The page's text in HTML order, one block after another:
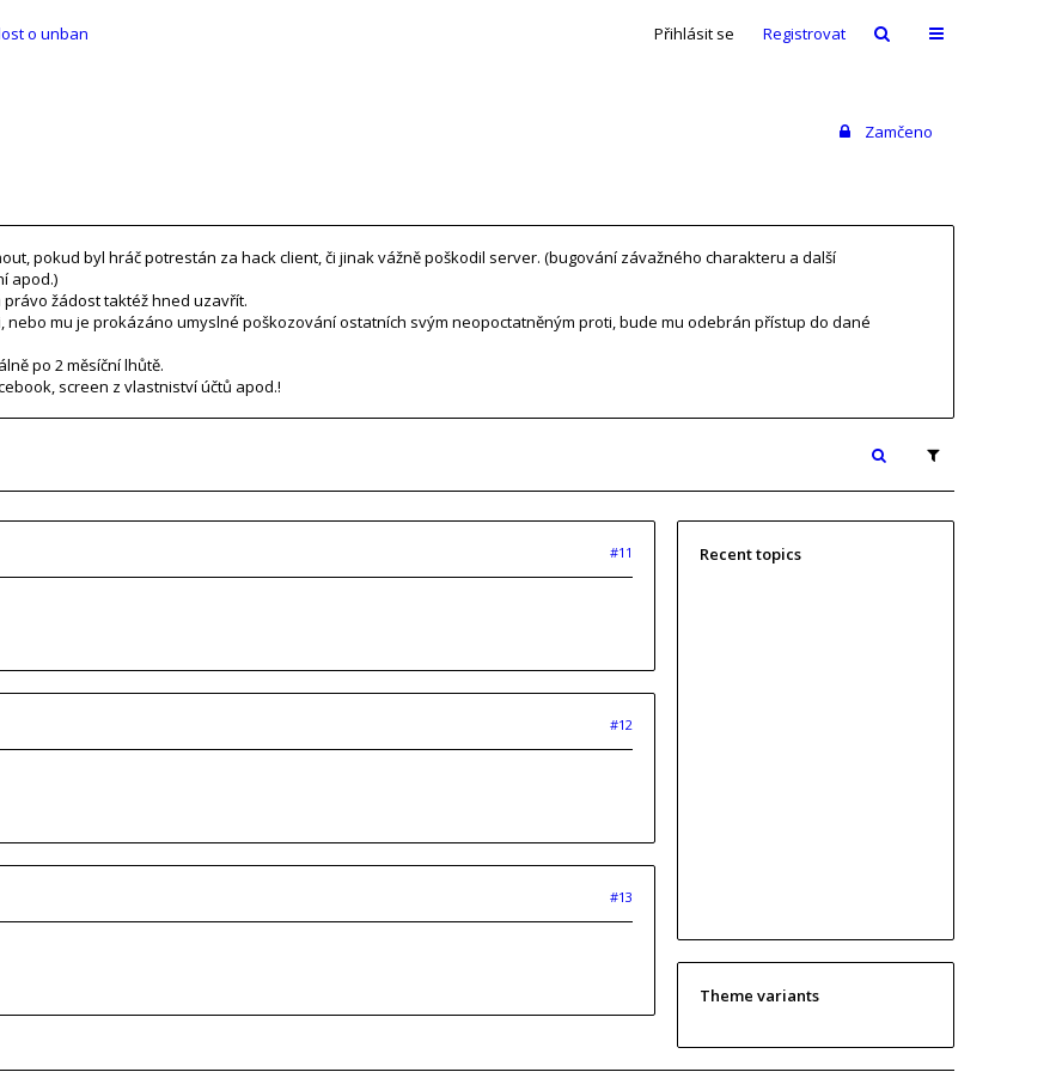
Přihlásit se Registrovat
o unban
Zamčeno
pokud byl hráč potrestán za hack client, či jinak vážně poškodil server. (bugování závažného charakteru a další
apod.)
žádost taktéž hned uzavřít.
mu je prokázáno umyslné poškozování ostatních svým neopoctatněným proti, bude mu odebrán přístup do dané
po 2 měsíční lhůtě.
screen z vlastniství účtů apod.!
#11
#12
#13
Recent topics
Theme variants